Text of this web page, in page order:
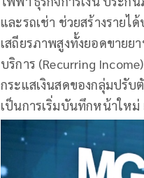
และรถเช่า ช่วยสร้างราย
เสถียรภาพสูงทั้งยอดขายย
บริการ (Recurring
กระแสเงินสดของกลุ่มปรั
เป็นการเริ่มบันทึกหน้าใหม่